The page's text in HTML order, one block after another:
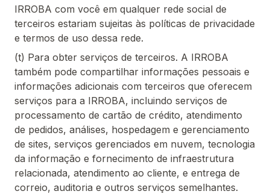
IRROBA com você em qualquer rede social de
terceiros estariam sujeitas às políticas de privacidade
e termos de uso dessa rede.
(t) Para obter serviços de terceiros. A IRROBA
também pode compartilhar informações pessoais e
informações adicionais com terceiros que oferecem
serviços para a IRROBA, incluindo serviços de
processamento de cartão de crédito, atendimento
de pedidos, análises, hospedagem e gerenciamento
de sites, serviços gerenciados em nuvem, tecnologia
da informação e fornecimento de infraestrutura
relacionada, atendimento ao cliente, e entrega de
correio, auditoria e outros serviços semelhantes.